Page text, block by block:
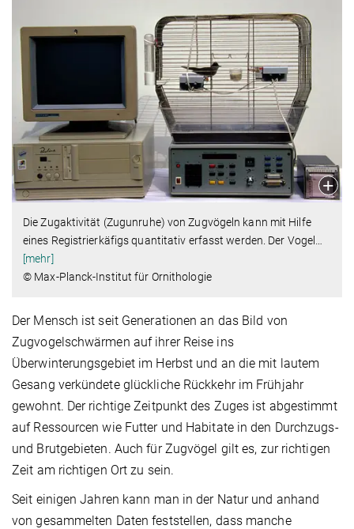
Die Zugaktivität (Zugunruhe) von Zugvögeln kann mit Hilfe
eines Registrierkäfigs quantitativ erfasst werden. Der Vogel
[mehr]
© Max-Planck-Institut für Ornithologie
Der Mensch ist seit Generationen an das Bild von
Zugvogelschwärmen auf ihrer Reise ins
Überwinterungsgebiet im Herbst und an die mit lautem
Gesang verkündete glückliche Rückkehr im Frühjahr
gewohnt. Der richtige Zeitpunkt des Zuges ist abgestimmt
auf Ressourcen wie Futter und Habitate in den Durchzugs-
und Brutgebieten. Auch für Zugvögel gilt es, zur richtigen
Zeit am richtigen Ort zu sein.
Seit einigen Jahren kann man in der Natur und anhand
von gesammelten Daten feststellen, dass manche